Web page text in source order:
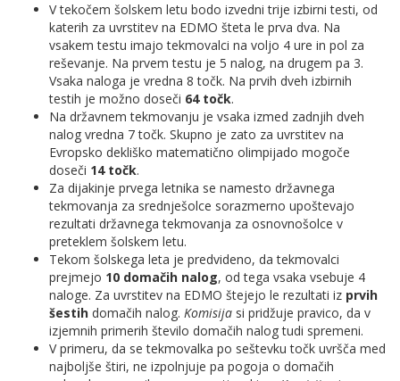
V tekočem šolskem letu bodo izvedni trije izbirni testi, od
katerih za uvrstitev na EDMO šteta le prva dva. Na
vsakem testu imajo tekmovalci na voljo 4 ure in pol za
reševanje. Na prvem testu je 5 nalog, na drugem pa 3.
Vsaka naloga je vredna 8 točk. Na prvih dveh izbirnih
testih je možno doseči 64 točk.
Na državnem tekmovanju je vsaka izmed zadnjih dveh
nalog vredna 7 točk. Skupno je zato za uvrstitev na
Evropsko dekliško matematično olimpijado mogoče
doseči 14 točk.
Za dijakinje prvega letnika se namesto državnega
tekmovanja za srednješolce sorazmerno upoštevajo
rezultati državnega tekmovanja za osnovnošolce v
preteklem šolskem letu.
Tekom šolskega leta je predvideno, da tekmovalci
prejmejo 10 domačih nalog, od tega vsaka vsebuje 4
naloge. Za uvrstitev na EDMO štejejo le rezultati iz prvih
šestih domačih nalog. Komisija si pridžuje pravico, da v
izjemnih primerih število domačih nalog tudi spremeni.
V primeru, da se tekmovalka po seštevku točk uvršča med
najboljše štiri, ne izpolnjuje pa pogoja o domačih